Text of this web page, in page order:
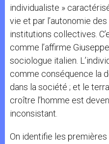
individualiste »
vie et par l’autonomie
institutions collectives.
comme l’affirme
sociologue italien.
comme conséquence la
dans la société ; et le
croître l’homme est
inconsistant.
On identifie les